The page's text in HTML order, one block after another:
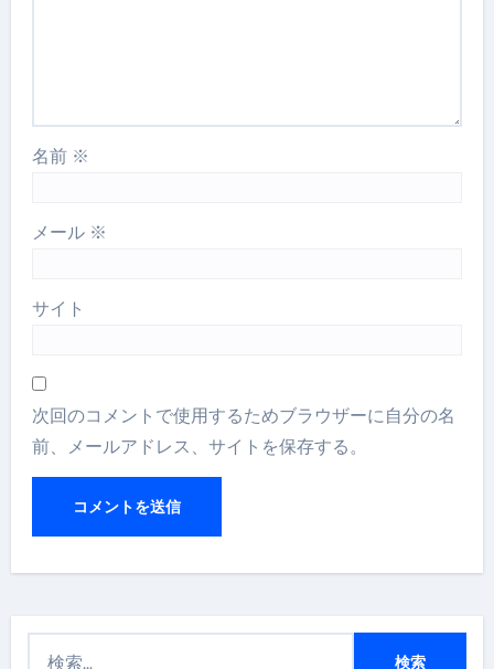
名前 ※
メール ※
サイト
次回のコメントで使用するためブラウザーに自分の名
前、メールアドレス、サイトを保存する。